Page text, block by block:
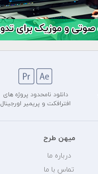
دانلود نامحدود پروژه های
افترافکت و پریمیر اورجینال
میهن طرح
درباره ما
تماس با ما